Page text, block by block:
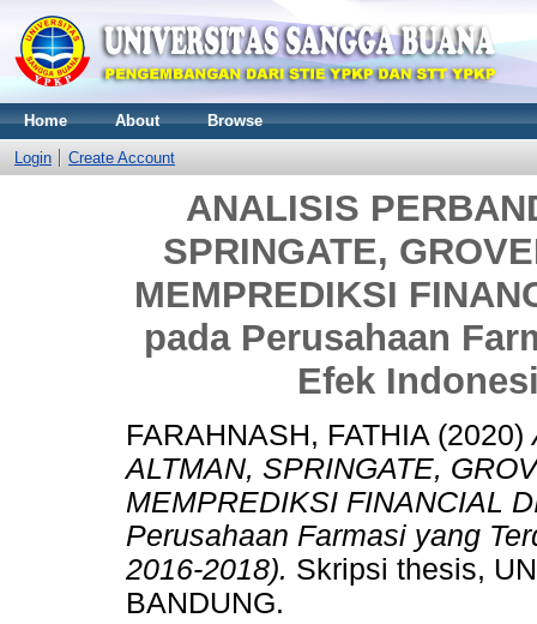
Home About Browse
Login Create Account
ANALISIS
SPRINGATE,
MEMPREDIKSI
pada Perusahaan
Efek
FARAHNASH, FATHIA (2020)
ALTMAN, SPRINGATE,
MEMPREDIKSI FINANCIAL
Perusahaan Farmasi yang
2016-2018). Skripsi thesis,
BANDUNG.